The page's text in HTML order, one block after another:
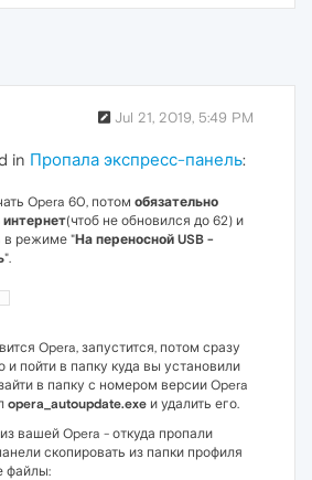
Jul 21, 2019, 5:49 PM
in Пропала экспресс-панель:
Opera 60, потом обязательно
(чтоб не обновился до 62) и
в режиме "На переносной USB -
".
Opera, запустится, потом сразу
и пойти в папку куда вы установили
в папку с номером версии Opera
opera_autoupdate.exe и удалить его.
вашей Opera - откуда пропали
скопировать из папки профиля
файлы: